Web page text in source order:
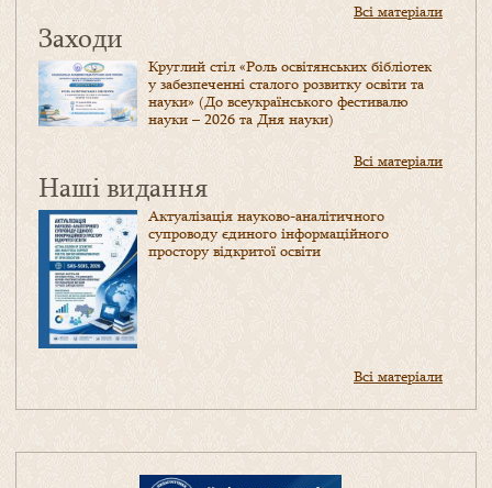
Всі матеріали
Заходи
Круглий стіл «Роль освітянських бібліотек
у забезпеченні сталого розвитку освіти та
науки» (До всеукраїнського фестивалю
науки – 2026 та Дня науки)
Всі матеріали
Наші видання
Актуалізація науково-аналітичного
супроводу єдиного інформаційного
простору відкритої освіти
Всі матеріали